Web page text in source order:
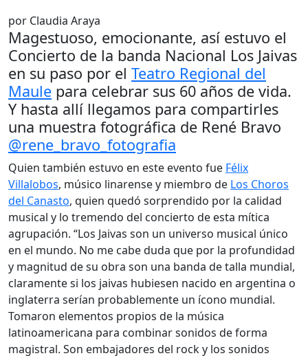
por Claudia Araya
Magestuoso, emocionante, así estuvo el
Concierto de la banda Nacional Los Jaivas
en su paso por el Teatro Regional del
Maule para celebrar sus 60 años de vida.
Y hasta allí llegamos para compartirles
una muestra fotográfica de René Bravo
@rene_bravo_fotografia
Quien también estuvo en este evento fue Félix
Villalobos, músico linarense y miembro de Los Choros
del Canasto, quien quedó sorprendido por la calidad
musical y lo tremendo del concierto de esta mítica
agrupación. “Los Jaivas son un universo musical único
en el mundo. No me cabe duda que por la profundidad
y magnitud de su obra son una banda de talla mundial,
claramente si los jaivas hubiesen nacido en argentina o
inglaterra serían probablemente un ícono mundial.
Tomaron elementos propios de la música
latinoamericana para combinar sonidos de forma
magistral. Son embajadores del rock y los sonidos